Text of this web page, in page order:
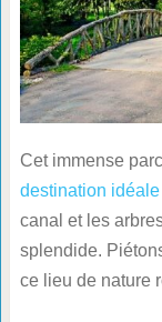
Cet immense
destination
canal et les
splendide.
ce lieu de nature